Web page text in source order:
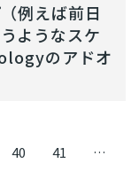
例えば前日
ようなスケ
のアドオ
40 41
…